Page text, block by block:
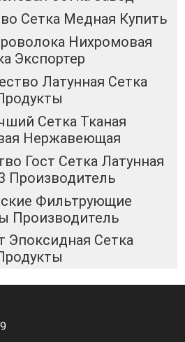
Сетка Медная Купить
Нихромовая
Экспортер
Латунная Сетка
Сетка Тканая
Нержавеющая
Гост Сетка Латунная
Производитель
Фильтрующие
Производитель
Эпоксидная Сетка